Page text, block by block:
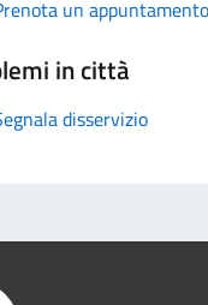
un appuntamento
in città
disservizio